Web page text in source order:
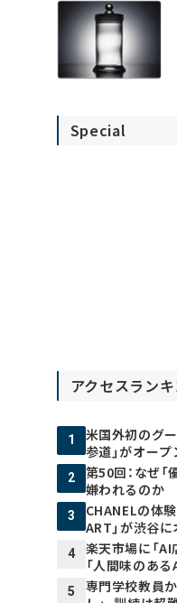
Special
アクセスラン
1
米国外初のグ
参道」がオープ
2
第50回：なぜ
嫌われるのか
3
CHANELの体
ART」が渋谷
4
楽天市場に「
「人間味のあ
5
専門学校教員